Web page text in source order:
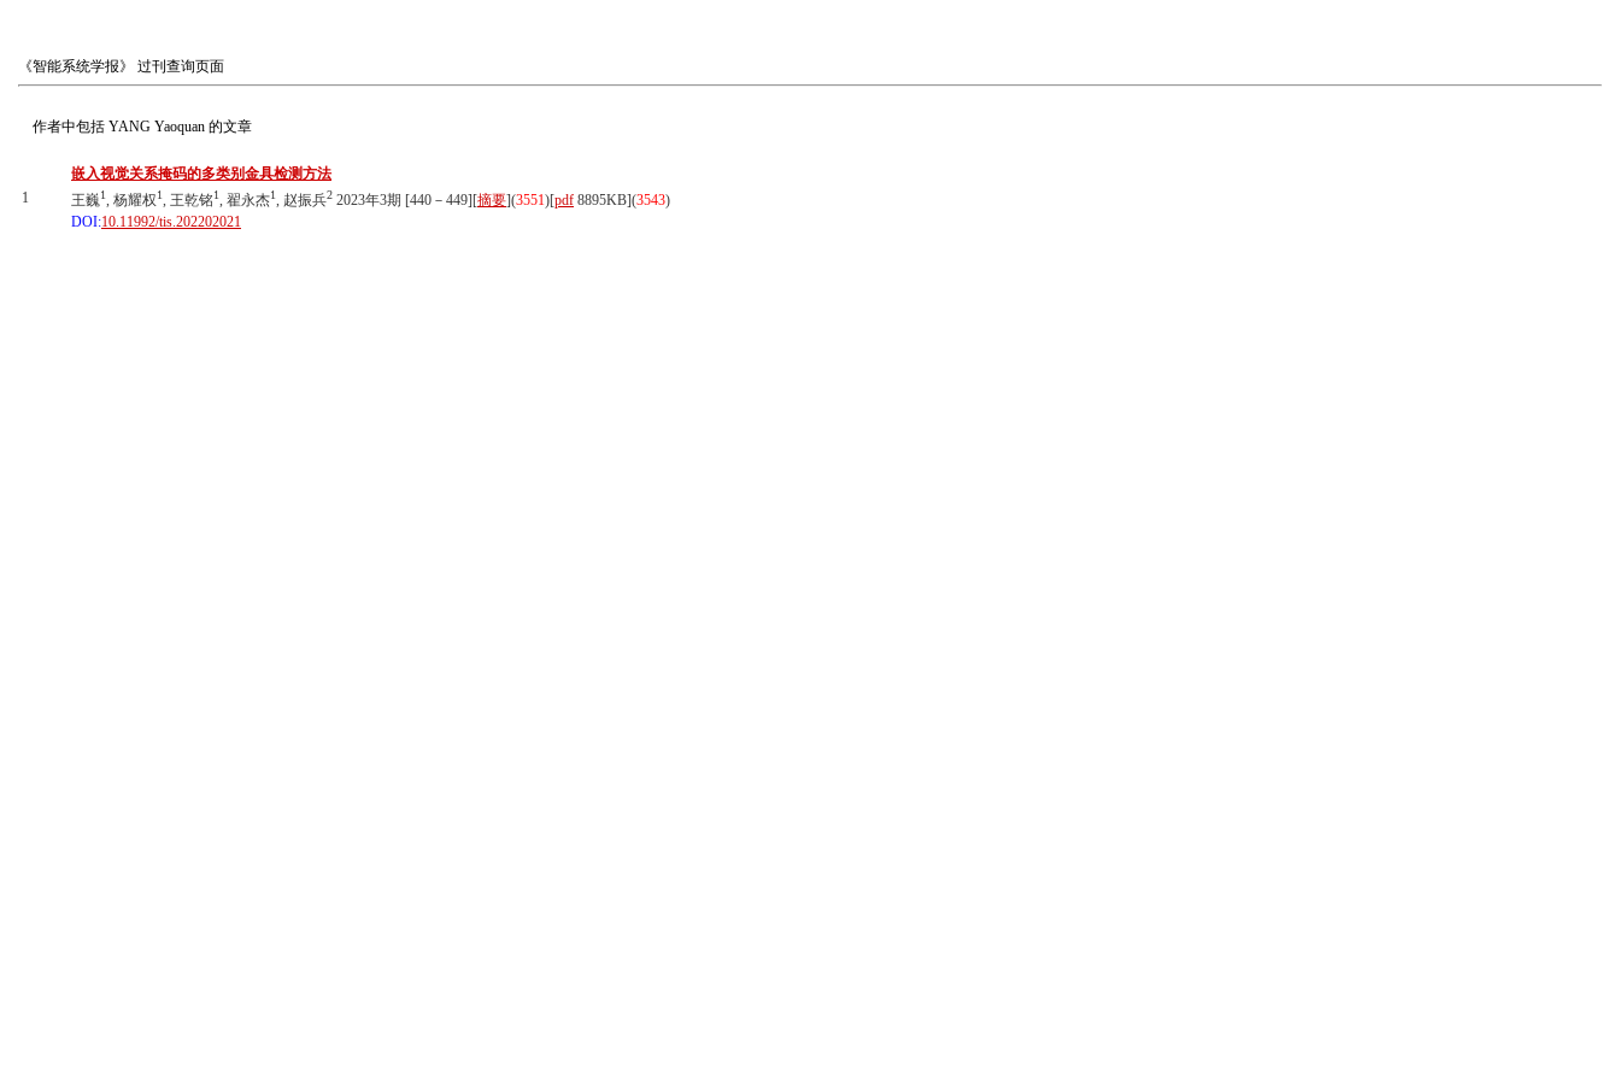
《智能系统学报》 过刊查询页面
作者中包括 YANG Yaoquan 的文章
1
嵌入视觉关系掩码的多类别金具检测方法
王巍1, 杨耀权1, 王乾铭1, 翟永杰1, 赵振兵2 2023年3期 [440－449][摘要](3551)[pdf 8895KB](3543)
DOI:10.11992/tis.202202021